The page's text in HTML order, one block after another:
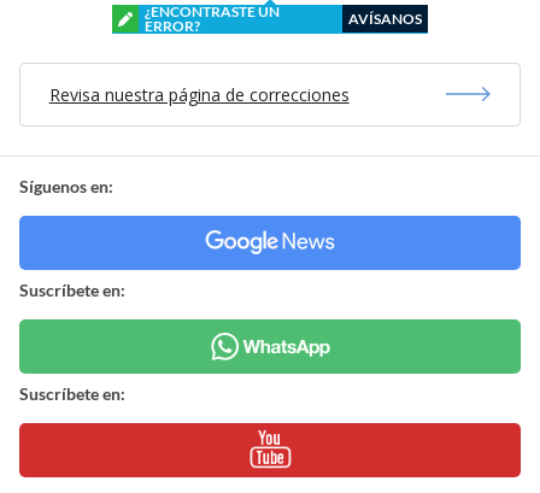
¿ENCONTRASTE UN
ERROR?
AVÍSANOS
Revisa nuestra página de correcciones
Síguenos en:
Suscríbete en:
Suscríbete en: